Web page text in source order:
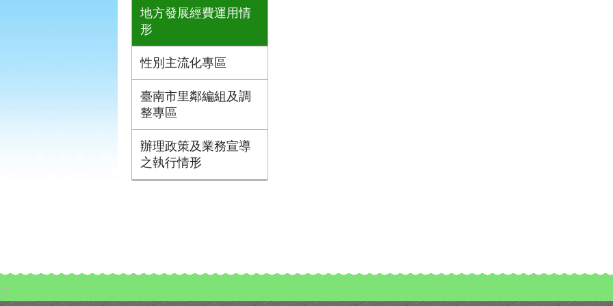
地方發展經費運用情
形
性別主流化專區
臺南市里鄰編組及調
整專區
辦理政策及業務宣導
之執行情形
:::